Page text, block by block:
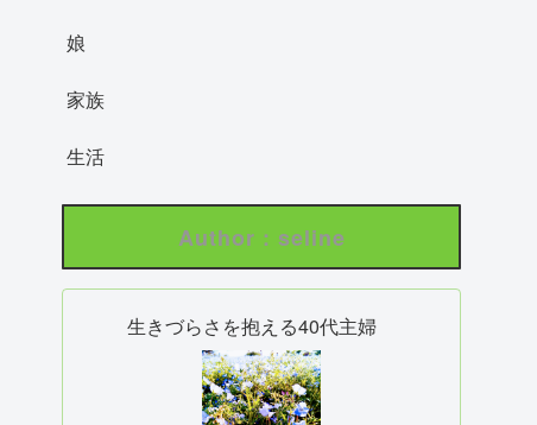
娘
家族
生活
Author : seline
生きづらさを抱える40代主婦